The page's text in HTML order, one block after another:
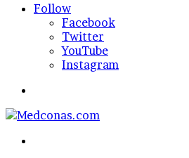
In
Follow
Facebook
Twitter
YouTube
Instagram